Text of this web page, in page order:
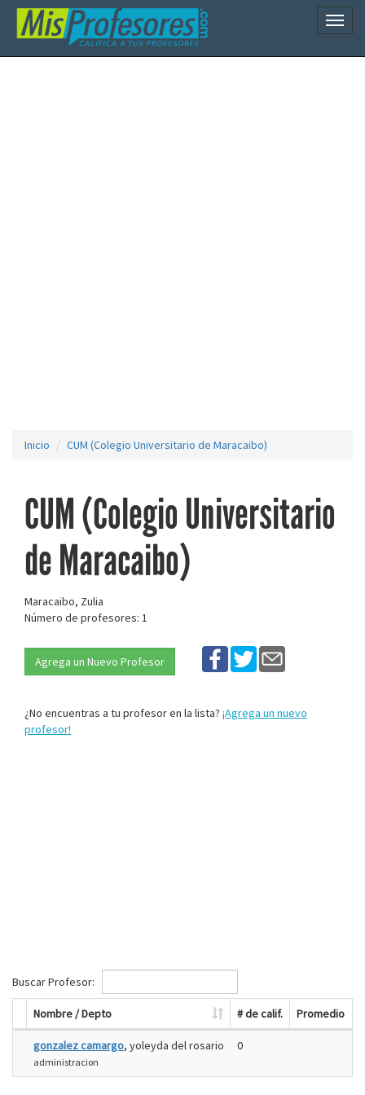
Inicio CUM (Colegio Universitario de Maracaibo)
CUM (Colegio Universitario
de Maracaibo)
Maracaibo, Zulia
Número de profesores: 1
Agrega un Nuevo Profesor
¿No encuentras a tu profesor en la lista? ¡Agrega un nuevo
profesor!
Buscar Profesor:
Nombre / Depto # de calif. Promedio
gonzalez camargo, yoleyda del rosario
administracion
0